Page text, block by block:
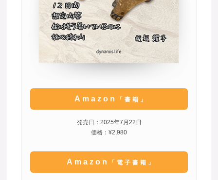
Amazon 「書籍」
発売日：2025年7月22日
価格：¥2,980
Amazon 「電子書籍」